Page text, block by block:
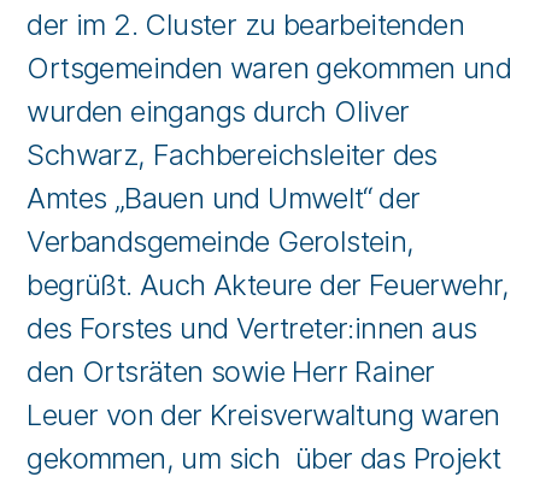
der im 2. Cluster zu bearbeitenden
Ortsgemeinden waren gekommen und
wurden eingangs durch Oliver
Schwarz, Fachbereichsleiter des
Amtes „Bauen und Umwelt“ der
Verbandsgemeinde Gerolstein,
begrüßt. Auch Akteure der Feuerwehr,
des Forstes und Vertreter:innen aus
den Ortsräten sowie Herr Rainer
Leuer von der Kreisverwaltung waren
gekommen, um sich über das Projekt